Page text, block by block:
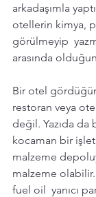
arkadaşımla
otellerin kimya,
görülmeyip
arasında
Bir otel
restoran veya
değil. Yazıda
kocaman bir
malzeme
malzeme
fuel oil  yanıcı